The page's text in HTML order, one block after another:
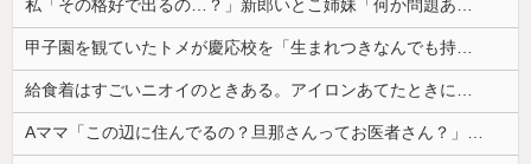
私「その格好で出るの…？」新郎いとこ姉妹「何か問題ある？」→結婚式当日に感じた違和感が最後まで消えなくて…
甲子園を観ていたトメが慶応校を「生まれつきなんでも持ってて狡い、勝ち星は田舎の貧乏人に譲れ」と罵倒した
給食着はすごいニオイのときある。アイロンあてたときにむせ込むほどにクッッッサ！ってなる
Aママ「この辺に住んでるの？旦那さんってお医者さん？」私「違いますけど…」→住所を知られたことから面倒なことに…